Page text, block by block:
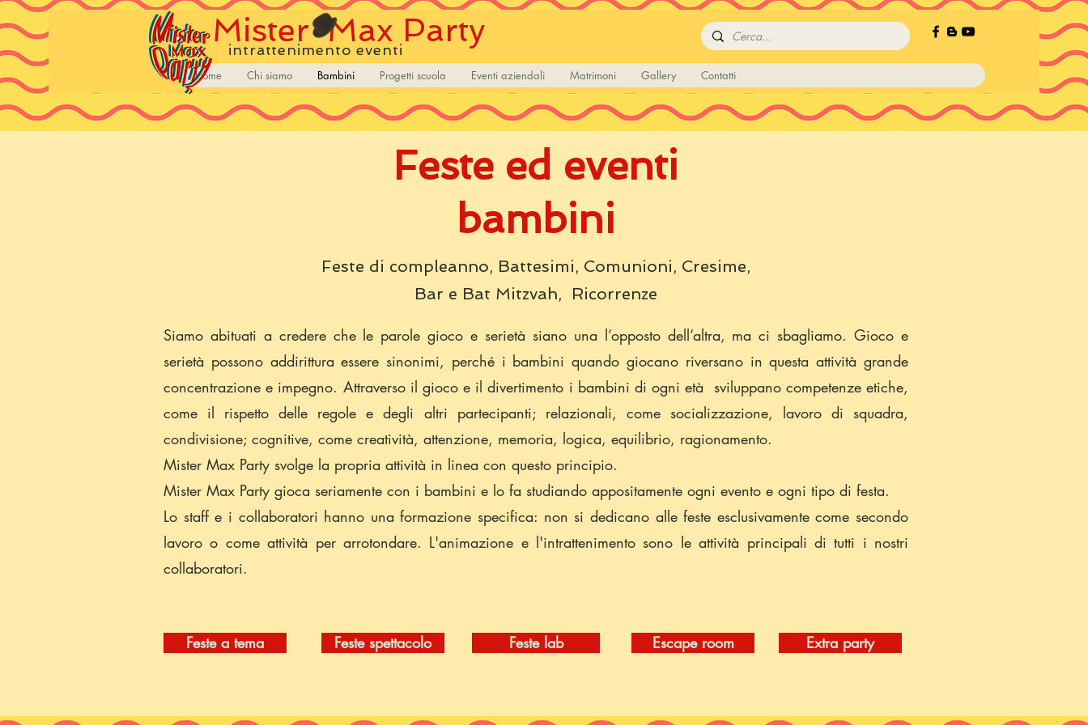
Home Chi siamo Bambini Progetti scuola Eventi aziendali Matrimoni Gallery Contatti
MisterMax Party
intrattenimento eventi
Feste ed eventi
bambini
Feste di compleanno, Battesimi, Comunioni, Cresime,
Bar e Bat Mitzvah, Ricorrenze
Siamo abituati a credere che le parole gioco e serietà siano una l’opposto dell’altra, ma ci sbagliamo. Gioco e
serietà possono addirittura essere sinonimi, perché i bambini quando giocano riversano in questa attività grande
concentrazione e impegno. Attraverso il gioco e il divertimento i bambini di ogni età sviluppano competenze etiche,
come il rispetto delle regole e degli altri partecipanti; relazionali, come socializzazione, lavoro di squadra,
condivisione; cognitive, come creatività, attenzione, memoria, logica, equilibrio, ragionamento.
Mister Max Party svolge la propria attività in linea con questo principio.
Mister Max Party gioca seriamente con i bambini e lo fa studiando appositamente ogni evento e ogni tipo di festa.
Lo staff e i collaboratori hanno una formazione specifica: non si dedicano alle feste esclusivamente come secondo
lavoro o come attività per arrotondare. L'animazione e l'intrattenimento sono le attività principali di tutti i nostri
collaboratori.
Feste a tema Feste spettacolo Feste lab Escape room Extra party